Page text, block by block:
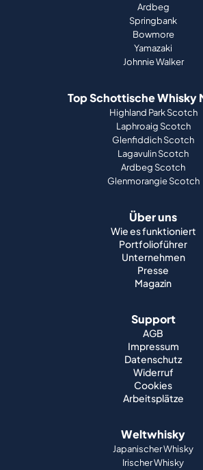
Ardbeg
Springbank
Bowmore
Yamazaki
Johnnie Walker
Top Schottische Whisky
Highland Park Scotch
Laphroaig Scotch
Glenfiddich Scotch
Lagavulin Scotch
Ardbeg Scotch
Glenmorangie Scotch
Über uns
Wie es funktioniert
Portfolioführer
Unternehmen
Presse
Magazin
Support
AGB
Impressum
Datenschutz
Widerruf
Cookies
Arbeitsplätze
Weltwhisky
Japanischer Whisky
Irischer Whisky